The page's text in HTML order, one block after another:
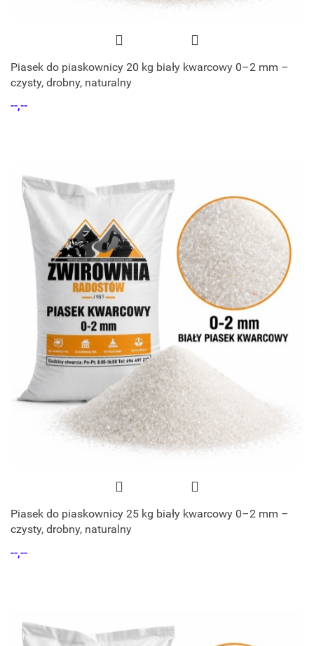
Piasek do piaskownicy 20 kg biały kwarcowy 0–2 mm –
czysty, drobny, naturalny
--,--
Piasek do piaskownicy 25 kg biały kwarcowy 0–2 mm –
czysty, drobny, naturalny
--,--